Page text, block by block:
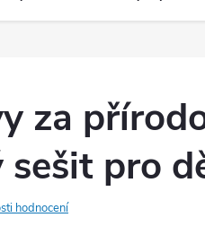
za
pro
hodnocení